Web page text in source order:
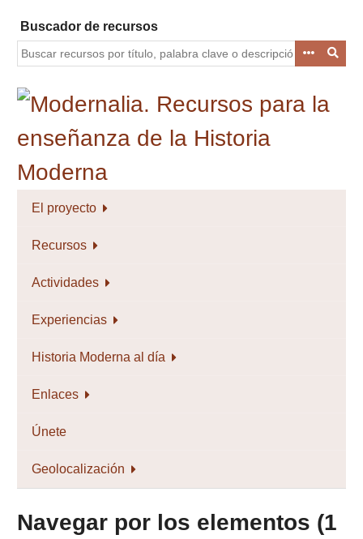
contenido
principal
Buscador de recursos
El proyecto
Recursos
Actividades
Experiencias
Historia Moderna al día
Enlaces
Únete
Geolocalización
Navegar por los elementos (1